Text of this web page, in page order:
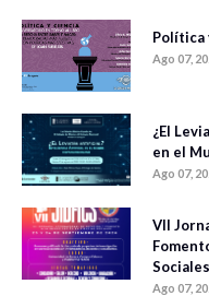
Política
Ago 07,
¿El
en el
Ago 07,
VII
Sociales
Ago 07,